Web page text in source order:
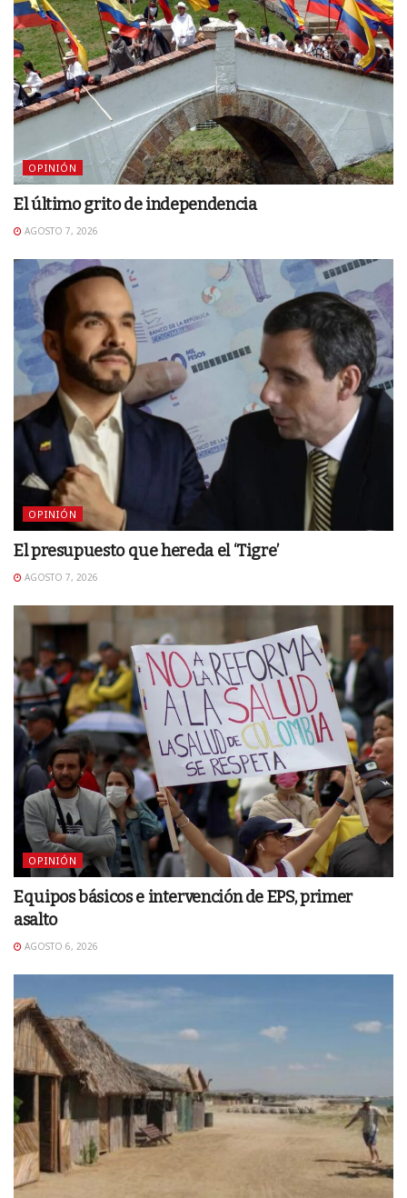
OPINIÓN
El último grito de independencia
AGOSTO 7, 2026
OPINIÓN
El presupuesto que hereda el ‘Tigre’
AGOSTO 7, 2026
OPINIÓN
Equipos básicos e intervención de EPS, primer
asalto
AGOSTO 6, 2026